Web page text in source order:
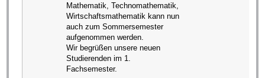
Mathematik, Technomathematik,
Wirtschaftsmathematik kann nun
auch zum Sommersemester
aufgenommen werden.
Wir begrüßen unsere neuen
Studierenden im 1.
Fachsemester.